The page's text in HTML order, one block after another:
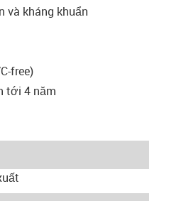
và kháng khuẩn
free)
tới 4 năm